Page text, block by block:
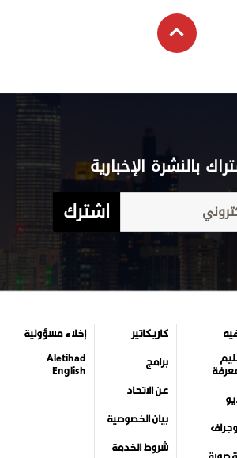
بالنشرة الإخبارية
اشترك
كاريكاتير
برامج
عن الاتحاد
بيان الخصوصية
شروط الخدمة
إخلاء مسؤولية
Aletihad
English